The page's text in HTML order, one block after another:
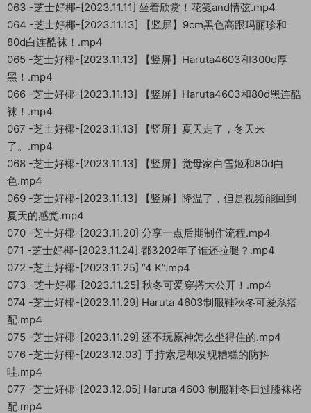
063 -芝士好椰-[2023.11.11] 坐着欣赏！花笺and情弦.mp4
064 -芝士好椰-[2023.11.13] 【竖屏】9cm黑色高跟玛丽珍和
80d白连酷袜！.mp4
065 -芝士好椰-[2023.11.13] 【竖屏】Haruta4603和300d厚
黑！.mp4
066 -芝士好椰-[2023.11.13] 【竖屏】Haruta4603和80d黑连酷
袜！.mp4
067 -芝士好椰-[2023.11.13] 【竖屏】夏天走了，冬天来
了。.mp4
068 -芝士好椰-[2023.11.13] 【竖屏】觉母家白雪姬和80d白
色.mp4
069 -芝士好椰-[2023.11.13] 【竖屏】降温了，但是视频能回到
夏天的感觉.mp4
070 -芝士好椰-[2023.11.20] 分享一点后期制作流程.mp4
071 -芝士好椰-[2023.11.24] 都3202年了谁还拉腿？.mp4
072 -芝士好椰-[2023.11.25] “4 K”.mp4
073 -芝士好椰-[2023.11.25] 秋冬可爱穿搭大公开！.mp4
074 -芝士好椰-[2023.11.29] Haruta 4603制服鞋秋冬可爱系搭
配.mp4
075 -芝士好椰-[2023.11.29] 还不玩原神怎么坐得住的.mp4
076 -芝士好椰-[2023.12.03] 手持索尼却发现糟糕的防抖
哇.mp4
077 -芝士好椰-[2023.12.05] Haruta 4603 制服鞋冬日过膝袜搭
配.mp4